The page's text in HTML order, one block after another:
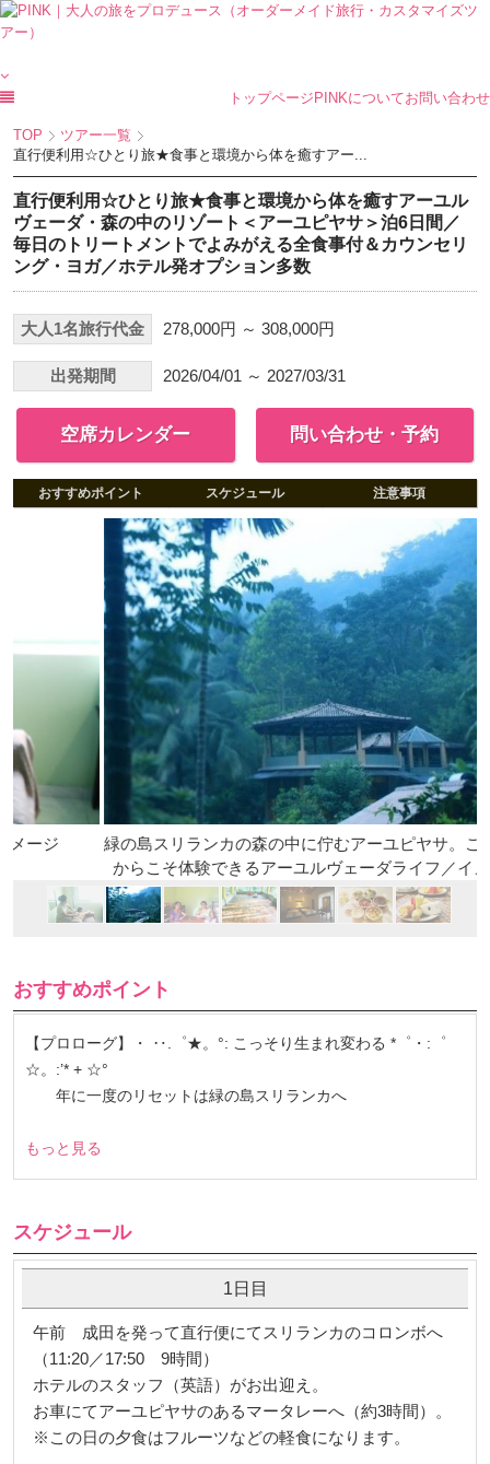
トップページ PINKについてお問い合わせ
TOP
ツアー一覧
直行便利用☆ひとり旅★食事と環境から体を癒すアー...
直行便利用☆ひとり旅★食事と環境から体を癒すアーユル
ヴェーダ・森の中のリゾート＜アーユピヤサ＞泊6日間／
毎日のトリートメントでよみがえる全食事付＆カウンセリ
ング・ヨガ／ホテル発オプション多数
大人1名旅行代金 278,000円 ～ 308,000円
出発期間 2026/04/01 ～ 2027/03/31
空席カレンダー 問い合わせ・予約
おすすめポイント スケジュール 注意事項
緑の島スリランカの森の中に佇むアーユピヤサ。こんな環境
からこそ体験できるアーユルヴェーダライフ／イメージ外観
おすすめポイント
【プロローグ】・ ‥.゜★。°: こっそり生まれ変わる *゜・:゜
☆。:’* + ☆°
年に一度のリセットは緑の島スリランカへ
もっと見る
スケジュール
1日目
午前 成田を発って直行便にてスリランカのコロンボへ
（11:20／17:50 9時間）
ホテルのスタッフ（英語）がお出迎え。
お車にてアーユピヤサのあるマータレーへ（約3時間）。
※この日の夕食はフルーツなどの軽食になります。